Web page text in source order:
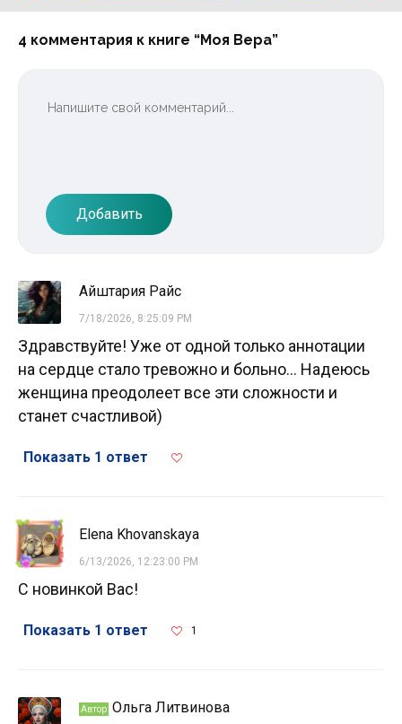
4 комментария к книге “Моя Вера”
Добавить
Айштария Райс
7/18/2026, 8:25:09 PM
Здравствуйте! Уже от одной только аннотации
на сердце стало тревожно и больно... Надеюсь
женщина преодолеет все эти сложности и
станет счастливой)
Показать 1 ответ
Elena Khovanskaya
6/13/2026, 12:23:00 PM
С новинкой Вас!
Показать 1 ответ 1
Автор Ольга Литвинова